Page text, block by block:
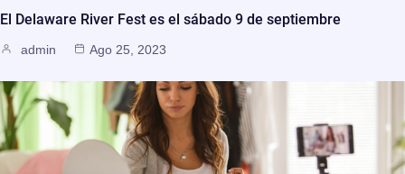
El Delaware River Fest es el sábado 9 de septiembre
admin Ago 25, 2023